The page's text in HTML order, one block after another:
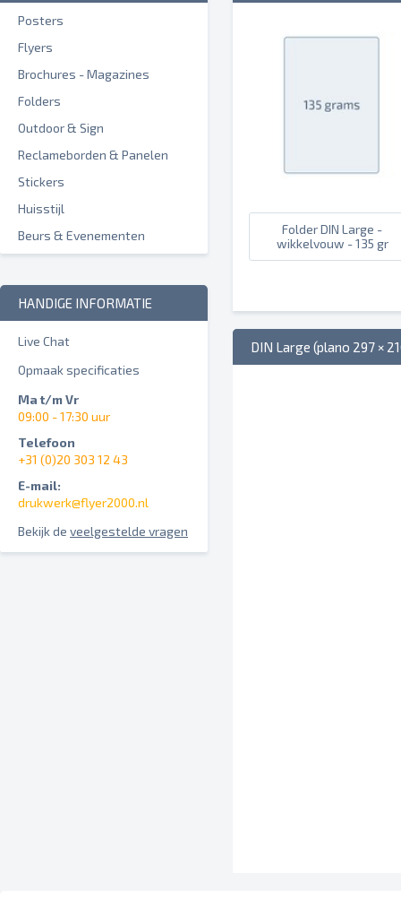
Posters
Flyers
Brochures - Magazines
Folders
Outdoor & Sign
Reclameborden & Panelen
Stickers
Huisstijl
Beurs & Evenementen
HANDIGE INFORMATIE
Live Chat
Opmaak specificaties
Ma t/m Vr
09:00 - 17:30 uur
Telefoon
+31 (0)20 303 12 43
E-mail:
drukwerk@flyer2000.nl
Bekijk de veelgestelde vragen
Folder DIN Large -
wikkelvouw - 135 gr
DIN Large (plano 297 ×